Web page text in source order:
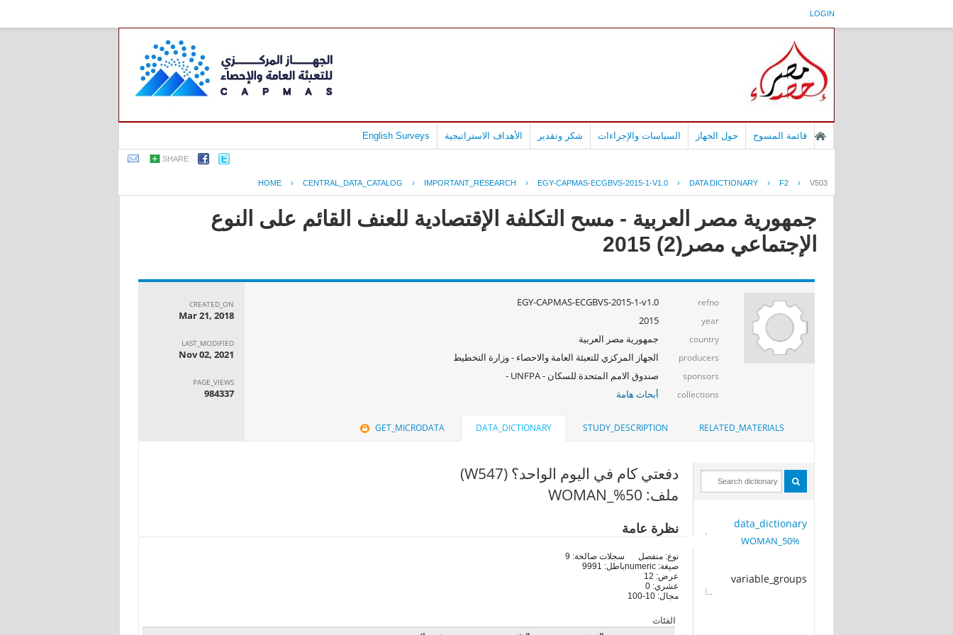
LOGIN
قائمة المسوح حول الجهاز السياسات والإجراءات شكر وتقدير الأهداف الاستراتيجية English Surveys
SHARE
HOME › CENTRAL_DATA_CATALOG › IMPORTANT_RESEARCH › EGY-CAPMAS-ECGBVS-2015-1-V1.0 › DATA DICTIONARY › F2 › V503
جمهورية مصر العربية - مسح التكلفة الإقتصادية للعنف القائم على النوع
الإجتماعي مصر(2) 2015
refno
EGY-CAPMAS-ECGBVS-2015-1-v1.0
year
2015
country جمهورية مصر العربية
producers الجهاز المركزي للتعبئة العامة والاحصاء - وزارة التخطيط
sponsors صندوق الامم المتحدة للسكان - UNFPA -
collections أبحاث هامة
CREATED_ON
Mar 21, 2018
LAST_MODIFIED
Nov 02, 2021
PAGE_VIEWS
984337
RELATED_MATERIALS
STUDY_DESCRIPTION
DATA_DICTIONARY
GET_MICRODATA
data_dictionary
50%_WOMAN
variable_groups
دفعتي كام في اليوم الواحد؟ (W547)
ملف: 50%_WOMAN
نظرة عامة
نوع: منفصل
صيغة: numeric
عرض: 12
عشري: 0
مجال: 10-100
سجلات صالحة: 9
باطل: 9991
الفئات